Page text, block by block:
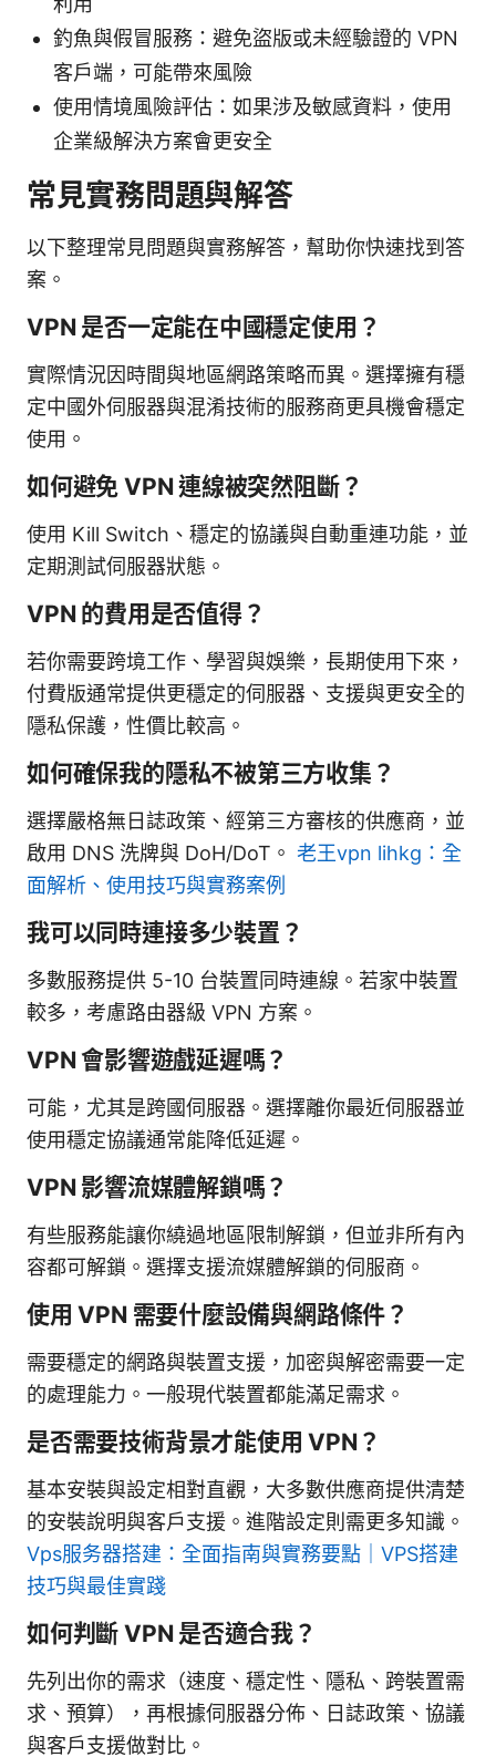
釣魚與假冒服務：避免盜版或未經驗證的 VPN
客戶端，可能帶來風險
使用情境風險評估：如果涉及敏感資料，使用
企業級解決方案會更安全
常見實務問題與解答
以下整理常見問題與實務解答，幫助你快速找到答
案。
VPN 是否一定能在中國穩定使用？
實際情況因時間與地區網路策略而異。選擇擁有穩
定中國外伺服器與混淆技術的服務商更具機會穩定
使用。
如何避免 VPN 連線被突然阻斷？
使用 Kill Switch、穩定的協議與自動重連功能，並
定期測試伺服器狀態。
VPN 的費用是否值得？
若你需要跨境工作、學習與娛樂，長期使用下來，
付費版通常提供更穩定的伺服器、支援與更安全的
隱私保護，性價比較高。
如何確保我的隱私不被第三方收集？
選擇嚴格無日誌政策、經第三方審核的供應商，並
啟用 DNS 洗牌與 DoH/DoT。 老王vpn lihkg：全
面解析、使用技巧與實務案例
我可以同時連接多少裝置？
多數服務提供 5-10 台裝置同時連線。若家中裝置
較多，考慮路由器級 VPN 方案。
VPN 會影響遊戲延遲嗎？
可能，尤其是跨國伺服器。選擇離你最近伺服器並
使用穩定協議通常能降低延遲。
VPN 影響流媒體解鎖嗎？
有些服務能讓你繞過地區限制解鎖，但並非所有內
容都可解鎖。選擇支援流媒體解鎖的伺服商。
使用 VPN 需要什麼設備與網路條件？
需要穩定的網路與裝置支援，加密與解密需要一定
的處理能力。一般現代裝置都能滿足需求。
是否需要技術背景才能使用 VPN？
基本安裝與設定相對直觀，大多數供應商提供清楚
的安裝說明與客戶支援。進階設定則需更多知識。
Vps服务器搭建：全面指南與實務要點｜VPS搭建
技巧與最佳實踐
如何判斷 VPN 是否適合我？
先列出你的需求（速度、穩定性、隱私、跨裝置需
求、預算），再根據伺服器分佈、日誌政策、協議
與客戶支援做對比。